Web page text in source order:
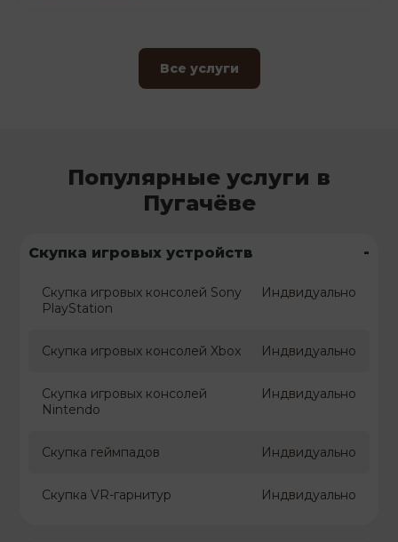
Все услуги
Популярные услуги в
Пугачёве
Скупка игровых устройств -
Скупка игровых консолей Sony
PlayStation
Индвидуально
Скупка игровых консолей Xbox Индвидуально
Скупка игровых консолей
Nintendo
Индвидуально
Скупка геймпадов Индвидуально
Скупка VR-гарнитур Индвидуально